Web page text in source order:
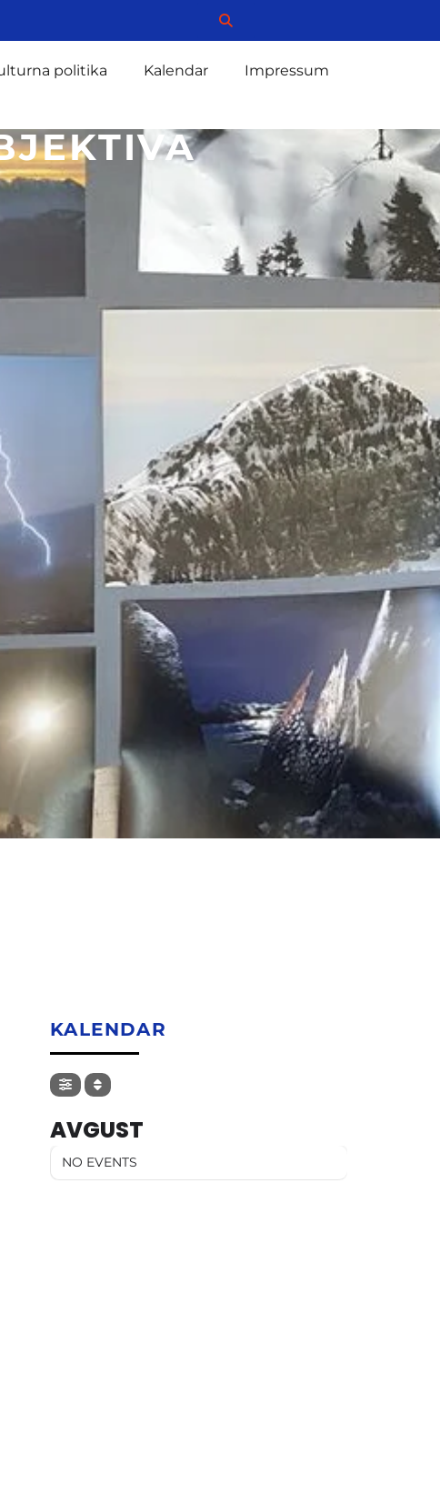
politika Kalendar Impressum
KALENDAR
AVGUST
NO EVENTS